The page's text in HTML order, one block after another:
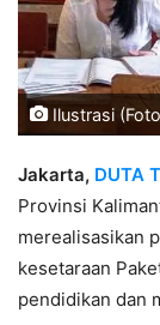
Ilustrasi
Jakarta, DUTA
Provinsi
merealisasikan
kesetaraan
pendidikan dan